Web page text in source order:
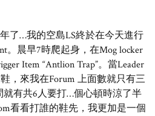
了…我的空島LS終於在今天進行
。晨早7時爬起身，在Mog locker
Item “Antlion Trap”。當Leader
，來我在Forum 上面數就只有三
有共6人要打…個心頓時涼了半
看看打誰的鞋先，我更加是一個